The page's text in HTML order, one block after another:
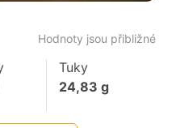
Hodnoty jsou přibližné
Tuky
24,83 g